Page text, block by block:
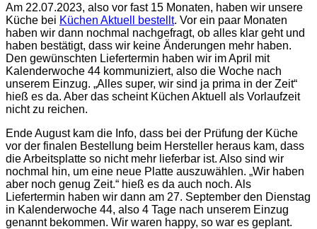
Am 22.07.2023, also vor fast 15 Monaten, haben wir unsere
Küche bei Küchen Aktuell bestellt. Vor ein paar Monaten
haben wir dann nochmal nachgefragt, ob alles klar geht und
haben bestätigt, dass wir keine Änderungen mehr haben.
Den gewünschten Liefertermin haben wir im April mit
Kalenderwoche 44 kommuniziert, also die Woche nach
unserem Einzug. „Alles super, wir sind ja prima in der Zeit“
hieß es da. Aber das scheint Küchen Aktuell als Vorlaufzeit
nicht zu reichen.
Ende August kam die Info, dass bei der Prüfung der Küche
vor der finalen Bestellung beim Hersteller heraus kam, dass
die Arbeitsplatte so nicht mehr lieferbar ist. Also sind wir
nochmal hin, um eine neue Platte auszuwählen. „Wir haben
aber noch genug Zeit.“ hieß es da auch noch. Als
Liefertermin haben wir dann am 27. September den Dienstag
in Kalenderwoche 44, also 4 Tage nach unserem Einzug
genannt bekommen. Wir waren happy, so war es geplant.